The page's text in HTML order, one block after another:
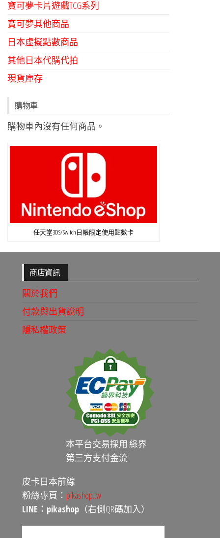
寶可夢卡片遊戲TCG系列
寶可夢其他商品
日本虛擬點數商品
其他日本代購代拍
現貨庫存
購物車
購物車內沒有任何商品。
任天堂3DS/Switch日帳限定使用點數卡
商店資訊
關於我們
付款與出貨說明
隱私權政策
本平台交易採用 綠界
第三方支付金流
皮卡日本前線
粉絲專頁： pikashop.tw
LINE：pikashop （右側QR碼加入）